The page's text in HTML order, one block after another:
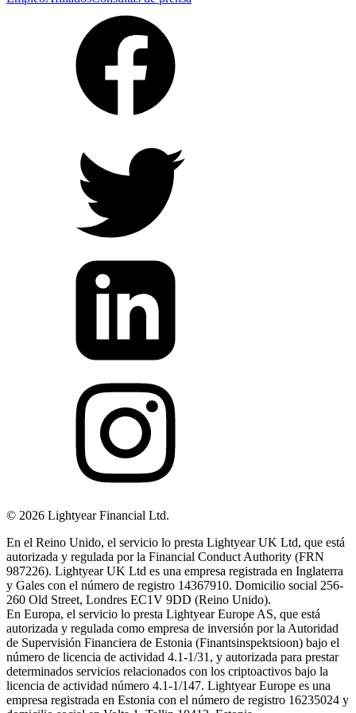
© 2026 Lightyear Financial Ltd.
En el Reino Unido, el servicio lo presta Lightyear UK Ltd, que está
autorizada y regulada por la Financial Conduct Authority (FRN
987226). Lightyear UK Ltd es una empresa registrada en Inglaterra
y Gales con el número de registro 14367910. Domicilio social 256-
260 Old Street, Londres EC1V 9DD (Reino Unido).
En Europa, el servicio lo presta Lightyear Europe AS, que está
autorizada y regulada como empresa de inversión por la Autoridad
de Supervisión Financiera de Estonia (Finantsinspektsioon) bajo el
número de licencia de actividad 4.1-1/31, y autorizada para prestar
determinados servicios relacionados con los criptoactivos bajo la
licencia de actividad número 4.1-1/147. Lightyear Europe es una
empresa registrada en Estonia con el número de registro 16235024 y